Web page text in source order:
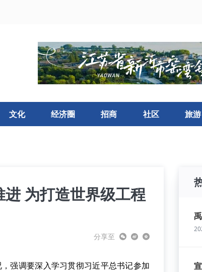
文化 经济圈 招商 社区 旅游
为打造世界级工程
分享至
强调要深入学习贯彻习近平总书记参加